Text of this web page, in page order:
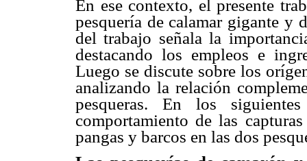
En ese contexto, el presente
pesquería de calamar gigante y
del trabajo señala la
destacando los empleos e
Luego se discute sobre los
analizando la relación
pesqueras. En los
comportamiento de las
pangas y barcos en las dos